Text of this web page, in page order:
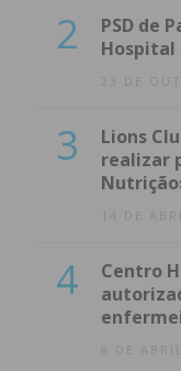
2
PSD de
Hospital
23 DE
3
Lions
realizar
14 DE
4
Centro
8 DE